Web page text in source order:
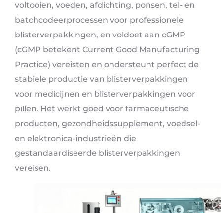
voltooien, voeden, afdichting, ponsen, tel- en
batchcodeerprocessen voor professionele
blisterverpakkingen, en voldoet aan cGMP
(cGMP betekent Current Good Manufacturing
Practice) vereisten en ondersteunt perfect de
stabiele productie van blisterverpakkingen
voor medicijnen en blisterverpakkingen voor
pillen. Het werkt goed voor farmaceutische
producten, gezondheidssupplement, voedsel-
en elektronica-industrieën die
gestandaardiseerde blisterverpakkingen
vereisen.